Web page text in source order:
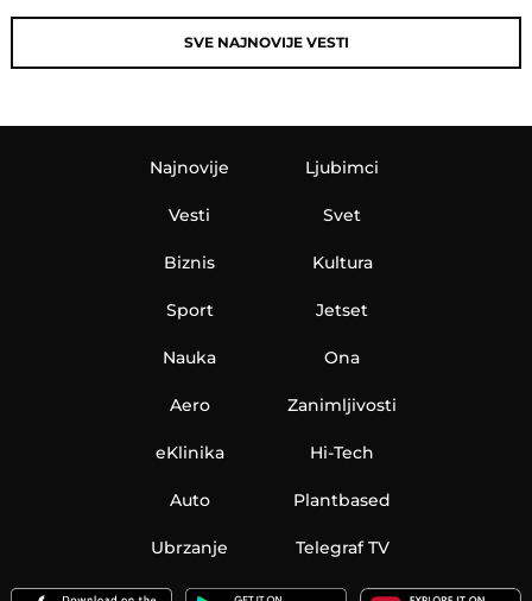
SVE NAJNOVIJE VESTI
Najnovije
Vesti
Biznis
Sport
Nauka
Aero
Ljubimci
Svet
Kultura
Jetset
Ona
Zanimljivosti
eKlinika Hi-Tech
Auto Plantbased
Ubrzanje Telegraf TV